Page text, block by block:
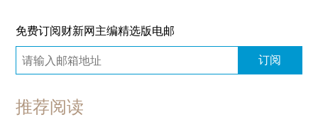
免费订阅财新网主编精选版电邮
订阅
推荐阅读